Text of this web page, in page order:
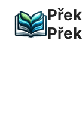
obsah